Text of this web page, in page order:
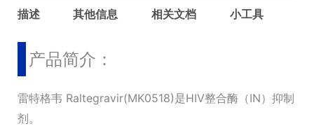
描述 其他信息 相关文档 小工具
产品简介：
雷特格韦 Raltegravir(MK0518)是HIV整合酶（IN）抑制
剂。